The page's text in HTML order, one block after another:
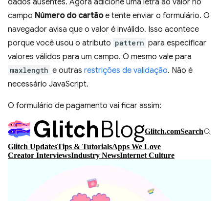
dados ausentes. Agora adicione uma letra ao valor no
campo Número do cartãoe tente enviar o formulário. O
navegador avisa que o valor é inválido. Isso acontece
porque você usou o atributo pattern para especificar
valores válidos para um campo. O mesmo vale para
maxlength e outras restrições de validação. Não é
necessário JavaScript.
O formulário de pagamento vai ficar assim: